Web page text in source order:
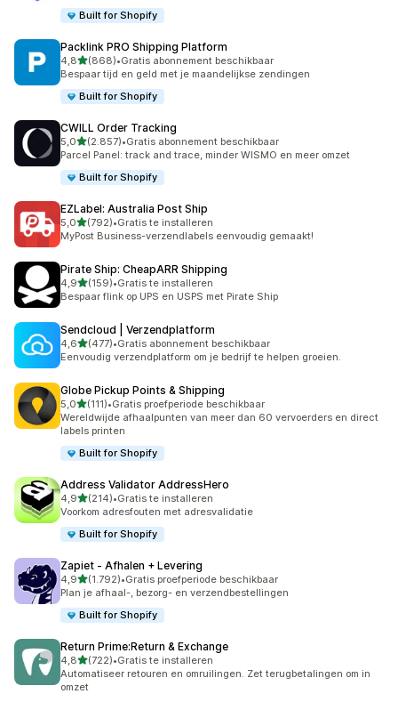
Built for Shopify
Packlink PRO Shipping Platform
4,8van 5 sterren
(868)
868 recensies in totaal
•Gratis abonnement beschikbaar
Bespaar tijd en geld met je maandelijkse zendingen
Built for Shopify
CWILL Order Tracking
5,0van 5 sterren
(2.857)
2857 recensies in totaal
•Gratis abonnement beschikbaar
Parcel Panel: track and trace, minder WISMO en meer omzet
Built for Shopify
EZLabel: Australia Post Ship
5,0van 5 sterren
(792)
792 recensies in totaal
•Gratis te installeren
MyPost Business-verzendlabels eenvoudig gemaakt!
Pirate Ship: CheapARR Shipping
4,9van 5 sterren
(159)
159 recensies in totaal
•Gratis te installeren
Bespaar flink op UPS en USPS met Pirate Ship
Sendcloud | Verzendplatform
4,6van 5 sterren
(477)
477 recensies in totaal
•Gratis abonnement beschikbaar
Eenvoudig verzendplatform om je bedrijf te helpen groeien.
Globe Pickup Points & Shipping
5,0van 5 sterren
(111)
111 recensies in totaal
•Gratis proefperiode beschikbaar
Wereldwijde afhaalpunten van meer dan 60 vervoerders en direct
labels printen
Built for Shopify
Address Validator AddressHero
4,9van 5 sterren
(214)
214 recensies in totaal
•Gratis te installeren
Voorkom adresfouten met adresvalidatie
Built for Shopify
Zapiet ‑ Afhalen + Levering
4,9van 5 sterren
(1.792)
1792 recensies in totaal
•Gratis proefperiode beschikbaar
Plan je afhaal-, bezorg- en verzendbestellingen
Built for Shopify
Return Prime:Return & Exchange
4,8van 5 sterren
(722)
722 recensies in totaal
•Gratis te installeren
Automatiseer retouren en omruilingen. Zet terugbetalingen om in
omzet